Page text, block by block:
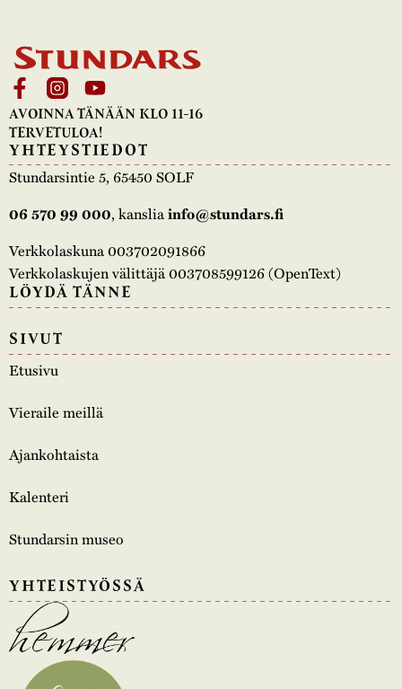
AVOINNA TÄNÄÄN KLO 11-16
TERVETULOA!
YHTEYSTIEDOT
Stundarsintie 5, 65450 SOLF
06 570 99 000, kansliainfo@stundars.fi
Verkkolaskuna 003702091866
Verkkolaskujen välittäjä 003708599126 (OpenText)
LÖYDÄ TÄNNE
SIVUT
Etusivu
Vieraile meillä
Ajankohtaista
Kalenteri
Stundarsin museo
YHTEISTYÖSSÄ